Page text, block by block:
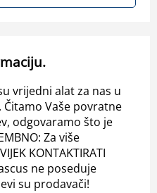
vrijedni alat za nas u
Vaše povratne
odgovaramo što je
Za više
KONTAKTIRATI
ne poseduje
su prodavači!